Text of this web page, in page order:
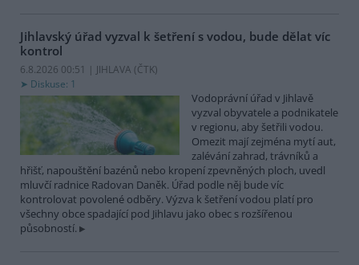
Jihlavský úřad vyzval k šetření s vodou, bude dělat víc
kontrol
6.8.2026 00:51 | JIHLAVA (ČTK)
Diskuse: 1
Vodoprávní úřad v Jihlavě
vyzval obyvatele a podnikatele
v regionu, aby šetřili vodou.
Omezit mají zejména mytí aut,
zalévání zahrad, trávníků a
hřišť, napouštění bazénů nebo kropení zpevněných ploch, uvedl
mluvčí radnice Radovan Daněk. Úřad podle něj bude víc
kontrolovat povolené odběry. Výzva k šetření vodou platí pro
všechny obce spadající pod Jihlavu jako obec s rozšířenou
působností.